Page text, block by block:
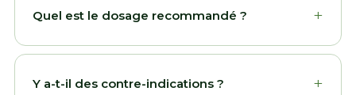
Quel est le dosage recommandé ? +
Y a-t-il des contre-indications ? +